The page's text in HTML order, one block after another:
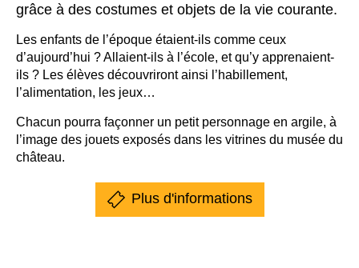
grâce à des costumes et objets de la vie courante.
Les enfants de l’époque étaient-ils comme ceux
d’aujourd’hui ? Allaient-ils à l’école, et qu’y apprenaient-
ils ? Les élèves découvriront ainsi l’habillement,
l’alimentation, les jeux…
Chacun pourra façonner un petit personnage en argile, à
l’image des jouets exposés dans les vitrines du musée du
château.
Plus d'informations